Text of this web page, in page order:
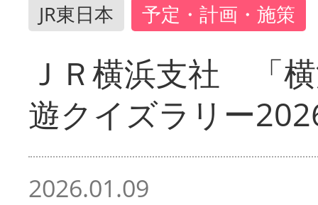
JR東日本 予定・計画・施策
ＪＲ横浜支社 「
遊クイズラリー
2026.01.09